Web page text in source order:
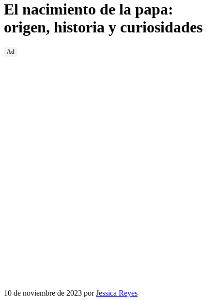
El nacimiento de la papa:
origen, historia y curiosidades
Ad
10 de noviembre de 2023 porJessica Reyes